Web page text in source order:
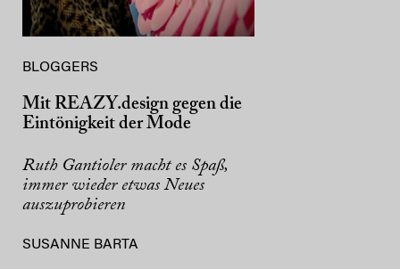
BLOGGERS
Mit REAZY.design gegen die
Eintönigkeit der Mode
Ruth Gantioler macht es Spaß,
immer wieder etwas Neues
auszuprobieren
SUSANNE BARTA